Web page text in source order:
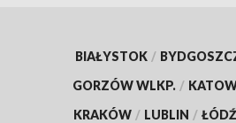
BIAŁYSTOK /
GORZÓW WLKP. /
KRAKÓW / LUBLIN / ŁÓDŹ